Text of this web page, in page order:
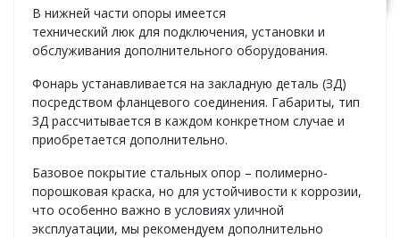
В нижней части опоры имеется
технический люк для подключения, установки и
обслуживания дополнительного оборудования.
Фонарь устанавливается на закладную деталь (ЗД)
посредством фланцевого соединения. Габариты, тип
ЗД рассчитывается в каждом конкретном случае и
приобретается дополнительно.
Базовое покрытие стальных опор – полимерно-
порошковая краска, но для устойчивости к коррозии,
что особенно важно в условиях уличной
эксплуатации, мы рекомендуем дополнительно